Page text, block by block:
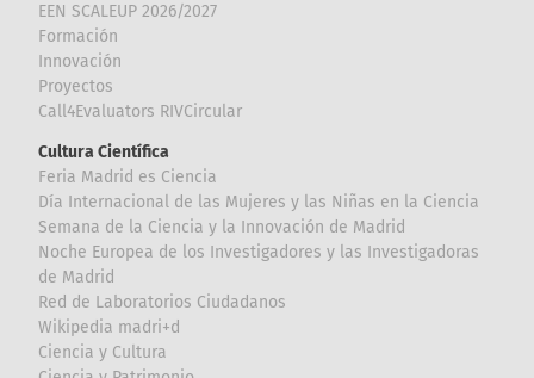
EEN SCALEUP 2026/2027
Formación
Innovación
Proyectos
Call4Evaluators RIVCircular
Cultura Científica
Feria Madrid es Ciencia
Día Internacional de las Mujeres y las Niñas en la Ciencia
Semana de la Ciencia y la Innovación de Madrid
Noche Europea de los Investigadores y las Investigadoras
de Madrid
Red de Laboratorios Ciudadanos
Wikipedia madri+d
Ciencia y Cultura